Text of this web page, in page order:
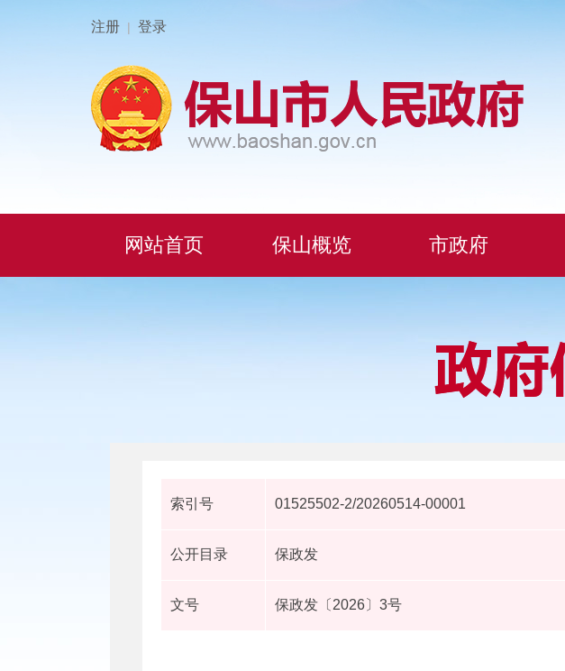
注册 | 登录
网站首页 保山概览 市政府
索引号 01525502-2/20260514-00001
公开目录 保政发
文号 保政发〔2026〕3号